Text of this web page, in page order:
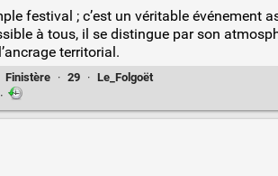
festival ; c’est un véritable
à tous, il se distingue par son
territorial.
Finistère · 29 · Le_Folgoët
·